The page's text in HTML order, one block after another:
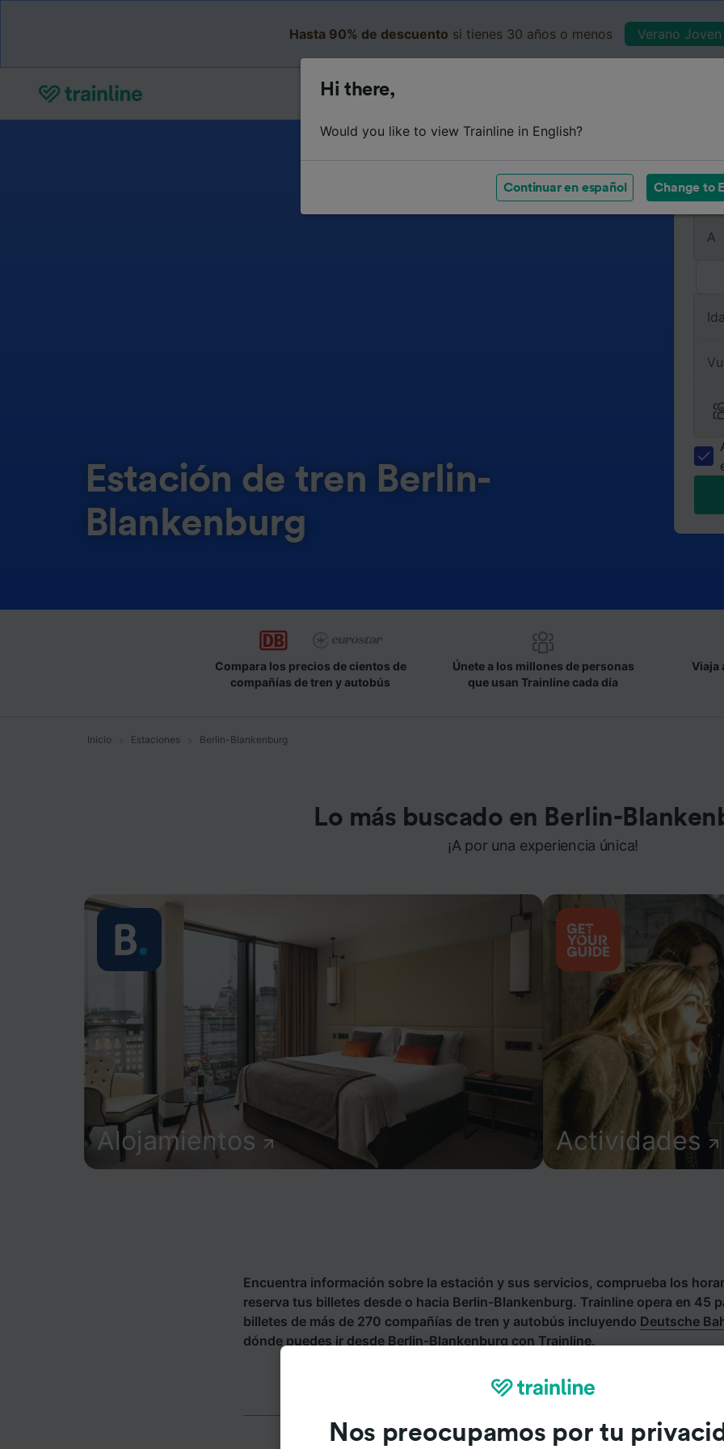
Hasta 90% de descuento si tienes 30 años o menos Verano
Estación de tren Berlin-
Blankenburg
De
A
Compara los precios de cientos de
compañías de tren y autobús
Únete a los millones de personas
que usan Trainline cada día
Viaja
Inicio Estaciones Berlin-Blankenburg
Lo más buscado en Berlin-
¡A por una experiencia única!
Alojamientos Actividades
Encuentra información sobre la estación y sus servicios, comprueba los
reserva tus billetes desde o hacia Berlin-Blankenburg. Trainline opera en 45
billetes de más de 270 compañías de tren y autobús incluyendo Deutsche
dónde puedes ir desde Berlin-Blankenburg con Trainline.
Hi there,
Would you like to view Trainline in English?
Continuar en español Change to
Nos preocupamos por tu